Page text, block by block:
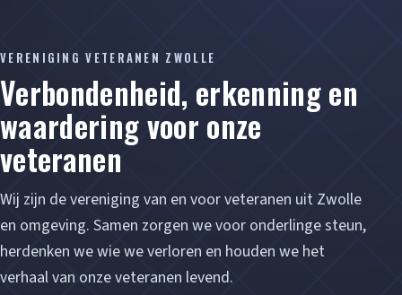
VERENIGING VETERANEN ZWOLLE
Verbondenheid, erkenning en
waardering voor onze
veteranen
Wij zijn de vereniging van en voor veteranen uit Zwolle
en omgeving. Samen zorgen we voor onderlinge steun,
herdenken we wie we verloren en houden we het
verhaal van onze veteranen levend.